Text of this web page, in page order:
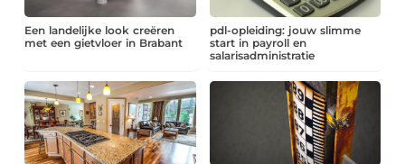
Een landelijke look creëren
met een gietvloer in Brabant
pdl-opleiding: jouw slimme
start in payroll en
salarisadministratie